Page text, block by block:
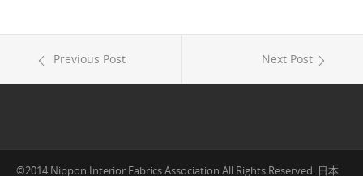
Previous Post Next Post
©2014 Nippon Interior Fabrics Association All Rights Reserved. 日本